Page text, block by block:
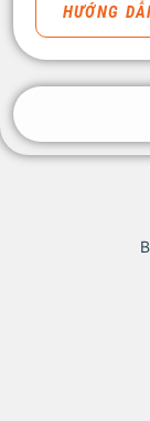
HƯỚNG